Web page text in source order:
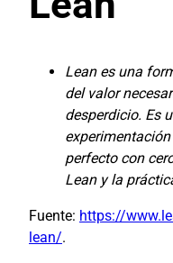
Lean es una
del valor
desperdicio. Es
perfecto con
Lean y la
Fuente: https://
lean/.